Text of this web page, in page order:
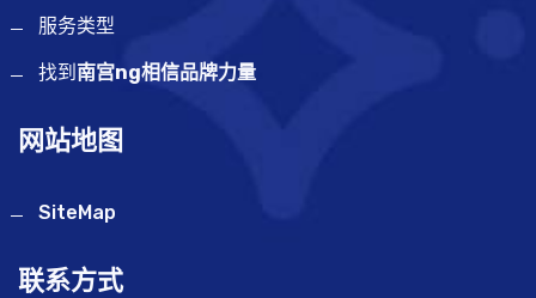
服务类型
找到 南宫ng相信品牌力量
网站地图
SiteMap
联系方式